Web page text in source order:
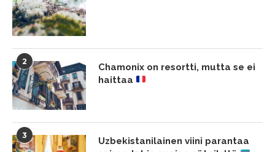
2
Chamonix on resortti, mutta se ei
haittaa
3
Uzbekistanilainen viini parantaa